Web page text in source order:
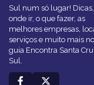
Sul num só lugar! Dicas,
onde ir, o que fazer, as
melhores empresas,
serviços e muito mais no
guia Encontra Santa
Sul.